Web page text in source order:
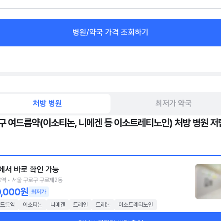
병원/약국 가격 조회하기
처방 병원 최저가 약국
여드름약(이소티논, 니메겐 등 이소트레티노인) 처방 병원 저
서 바로 확인 가능
역 • 서울 구로구 구로제2동
원 최저가
름약
이소티논 니메겐 트레인 트레논 이소트레티노인